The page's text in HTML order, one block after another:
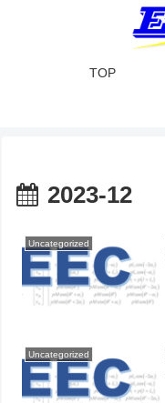
TOP
2023-12
Uncategorized
Uncategorized